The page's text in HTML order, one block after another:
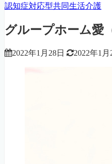
認知症対応型共同生活介護
グループホーム愛
2022年1月28日 2022年1月